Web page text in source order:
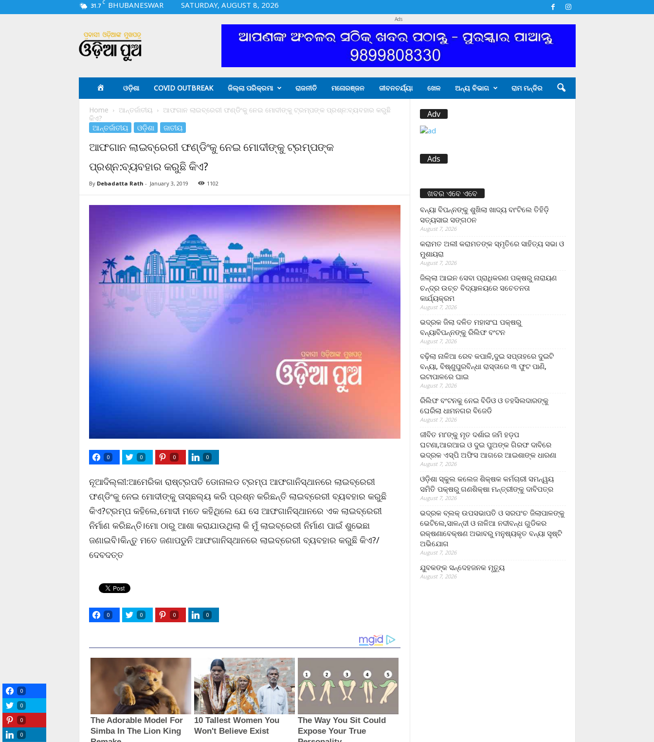
31.7 C BHUBANESWAR
SATURDAY, AUGUST 8, 2026
i
a
Ads
ଓଡ଼ିଶା COVID OUTBREAK ଜିଲ୍ଲା ପରିକ୍ରମା ରାଜନୀତି ମନୋରଞ୍ଜନ ଜୀବନଚର୍ଯ୍ୟା ଖେଳ ଅନ୍ୟ ବିଭାଗ ରାମ ମନ୍ଦିର
Home ଆନ୍ତର୍ଜାତୀୟ
ଆଫଗାନ ଲାଇବ୍ରେରୀ ଫଣ୍ଡିଂକୁ ନେଇ ମୋଦୀଙ୍କୁ ଟ୍ରମ୍ପଙ୍କ ପ୍ରଶ୍ନ:ବ୍ୟବହାର କରୁଛି
କିଏ?
ଆନ୍ତର୍ଜାତୀୟ ଓଡ଼ିଶା ଜାତୀୟ
ଆଫଗାନ ଲାଇବ୍ରେରୀ ଫଣ୍ଡିଂକୁ ନେଇ ମୋଦୀଙ୍କୁ ଟ୍ରମ୍ପଙ୍କ
ପ୍ରଶ୍ନ:ବ୍ୟବହାର କରୁଛି କିଏ?
By Debadatta Rath - January 3, 2019 1102
0 0 0 0
ନୂଆଦିଲ୍ଲୀ:ଆମେରିକା ରାଷ୍ଟ୍ରପତି ଡୋନାଲଡ ଟ୍ରମ୍ପ ଆଫଗାନିସ୍ଥାନରେ ଲାଇବ୍ରେରୀ
ଫଣ୍ଡିଂକୁ ନେଇ ମୋଦୀଙ୍କୁ ତାସ୍ଛଲ୍ୟ କରି ପ୍ରଶ୍ନ କରିଛନ୍ତି ଲାଇବ୍ରେରୀ ବ୍ୟବହାର କରୁଛି
କିଏ?ଟ୍ରମ୍ପ କହିଲେ,ମୋଦୀ ମତେ କହିଥିଲେ ଯେ ସେ ଆଫଗାନିସ୍ଥାନରେ ଏକ ଲାଇବ୍ରେରୀ
ନିର୍ମାଣ କରିଛନ୍ତି।ମୋ ଠାରୁ ଆଶା କରାଯାଉଥିଲା କି ମୁଁ ଲାଇବ୍ରେରୀ ନିର୍ମାଣ ପାଇଁ ଶୁଭେଛା
ଜଣାଇବି।କିନ୍ତୁ ମତେ ଜଣାପଡୁନି ଆଫଗାନିସ୍ଥାନରେ ଲାଇବ୍ରେରୀ ବ୍ୟବହାର କରୁଛି କିଏ?/
ଦେବଦତ୍ତ
0 0 0 0
Adv
Ads
ଖବର ଏବେ ଏବେ
ବନ୍ୟା ବିପନ୍ନଙ୍କୁ ଶୁଖିଲା ଖାଦ୍ୟ ବାଂଟିଲେ ତିହିଡି଼
ସତ୍ୟସାଇ ସଙ୍ଗଠନ
August 7, 2026
କରାମତ ଅଲୀ କରାମତଙ୍କ ସ୍ମୃତିରେ ସାହିତ୍ୟ ସଭା ଓ
ମୁଶାୟରା
August 7, 2026
ଜିଲ୍ଲା ଆଇନ ସେବା ପ୍ରାଧିକରଣ ପକ୍ଷରୁ ନାରାୟଣ
ଚନ୍ଦ୍ର ଉଚ୍ଚ ବିଦ୍ୟାଳୟରେ ସଚେତନତା
କାର୍ଯ୍ୟକ୍ରମ
August 7, 2026
ଭଦ୍ରକ ଜିଲା ଦଳିତ ମହାସଂଘ ପକ୍ଷରୁ
ବନ୍ୟାବିପନ୍ନଙ୍କୁ ରିଲିଫ ବଂଟନ
August 7, 2026
ବଢ଼ିଲା ନାଳିଆ ରେବ କପାଳି,ଦୁଇ ସପ୍ତାହରେ ଦୁଇଟି
ବନ୍ୟା, ବିଷ୍ଣୁପୁରବିନ୍ଧା ରାସ୍ତାରେ ୩ ଫୁଟ ପାଣି,
ଇଟାପାଳରେ ଘାଇ
August 7, 2026
ରିଲିଫ ବଂଟନକୁ ନେଇ ବିଡିଓ ଓ ତହସିଲଦାରଙ୍କୁ
ଘେରିଲା ଧାମନଗର ବିଜେଡି
August 7, 2026
ଜୀବିତ ମା’ଙ୍କୁ ମୃତ ଦର୍ଶାଇ ଜମି ହଡ଼ପ
ଘଟଣା,ଆରଆଇ ଓ ଦୁଇ ପୁଅଙ୍କ ଗିରଫ ଦାବିରେ
ଭଦ୍ରକ ଏସ୍‌ପି ଅଫିସ ଆଗରେ ଆଇଶାଙ୍କ ଧାରଣା
August 7, 2026
ଓଡ଼ିଶା ସ୍କୁଲ କଲେଜ ଶିକ୍ଷକ କର୍ମଚାରୀ ସମନ୍ୱୟ
ସମିତି ପକ୍ଷରୁ ଗଣଶିକ୍ଷା ମନ୍ତ୍ରୀଙ୍କୁ ଦାବିପତ୍ର
August 7, 2026
ଭଦ୍ରକ ବ୍ଲକ୍ ଉପସଭାପତି ଓ ସରପଂଚ ଜିଲାପାଳଙ୍କୁ
ଭେଟିଲେ,ସାଳନ୍ଦୀ ଓ ନାଳିଆ ନଦୀବନ୍ଧ ଗୁଡିକର
ରକ୍ଷଣାବେକ୍ଷଣ ଅଭାବରୁ ମନୁଷ୍ୟକୃତ ବନ୍ୟା ସୃଷ୍ଟି
ଅଭିଯୋଗ
August 7, 2026
ଯୁବକଙ୍କ ସନ୍ଦେହଜନକ ମୃତ୍ୟୁ
August 7, 2026
0
0
0
0